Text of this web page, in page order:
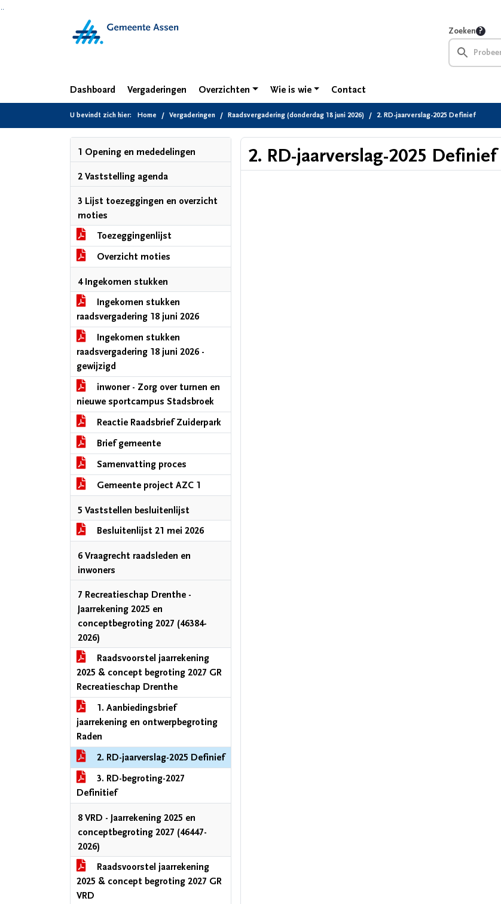
Zoeken
Dashboard Vergaderingen Overzichten Wie is wie Contact
U bevindt zich hier: Home Vergaderingen Raadsvergadering (donderdag 18 juni 2026) 2. RD-jaarverslag-2025 Definief
1 Opening en mededelingen
2 Vaststelling agenda
3 Lijst toezeggingen en overzicht
moties
Toezeggingenlijst
Overzicht moties
4 Ingekomen stukken
Ingekomen stukken
raadsvergadering 18 juni 2026
Ingekomen stukken
raadsvergadering 18 juni 2026 -
gewijzigd
inwoner - Zorg over turnen en
nieuwe sportcampus Stadsbroek
Reactie Raadsbrief Zuiderpark
Brief gemeente
Samenvatting proces
Gemeente project AZC 1
5 Vaststellen besluitenlijst
Besluitenlijst 21 mei 2026
6 Vraagrecht raadsleden en
inwoners
7 Recreatieschap Drenthe -
Jaarrekening 2025 en
conceptbegroting 2027 (46384-
2026)
Raadsvoorstel jaarrekening
2025 & concept begroting 2027 GR
Recreatieschap Drenthe
1. Aanbiedingsbrief
jaarrekening en ontwerpbegroting
Raden
2. RD-jaarverslag-2025 Definief
3. RD-begroting-2027
Definitief
8 VRD - Jaarrekening 2025 en
conceptbegroting 2027 (46447-
2026)
Raadsvoorstel jaarrekening
2025 & concept begroting 2027 GR
VRD
2. RD-jaarverslag-2025 Definief